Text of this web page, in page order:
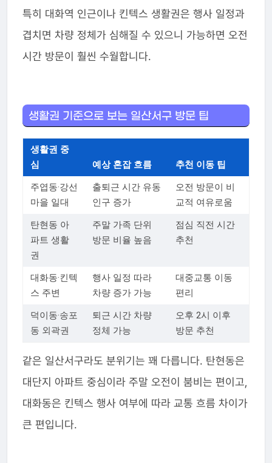
특히 대화역 인근이나 킨텍스 생활권은 행사 일정과
겹치면 차량 정체가 심해질 수 있으니 가능하면 오전
시간 방문이 훨씬 수월합니다.
생활권 기준으로 보는 일산서구 방문 팁
생활권 중
심
예상 혼잡 흐름 추천 이동 팁
주엽동·강선
마을 일대
출퇴근 시간 유동
인구 증가
오전 방문이 비
교적 여유로움
탄현동 아
파트 생활
권
주말 가족 단위
방문 비율 높음
점심 직전 시간
추천
대화동·킨텍
스 주변
행사 일정 따라
차량 증가 가능
대중교통 이동
편리
덕이동·송포
동 외곽권
퇴근 시간 차량
정체 가능
오후 2시 이후
방문 추천
같은 일산서구라도 분위기는 꽤 다릅니다. 탄현동은
대단지 아파트 중심이라 주말 오전이 붐비는 편이고,
대화동은 킨텍스 행사 여부에 따라 교통 흐름 차이가
큰 편입니다.